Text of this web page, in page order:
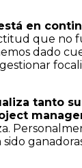
en
que no
dado
tanto